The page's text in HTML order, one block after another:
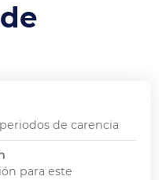
de carencia
para este